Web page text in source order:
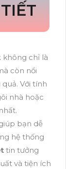
không chỉ là
còn nổi
Với tính
nhà hoặc
bạn dễ
hệ thống
tin tưởng
và tiện ích